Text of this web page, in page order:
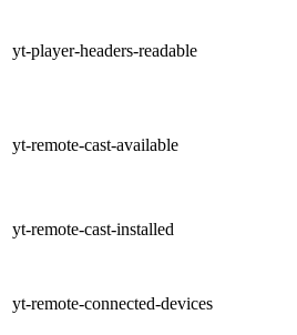
yt-player-headers-readable
yt-remote-cast-available
yt-remote-cast-installed
yt-remote-connected-devices